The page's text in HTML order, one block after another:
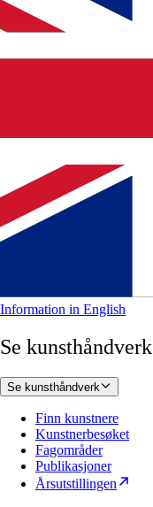
Information in English
Se kunsthåndverk
Se kunsthåndverk
Finn kunstnere
Kunstnerbesøket
Fagområder
Publikasjoner
Årsutstillingen